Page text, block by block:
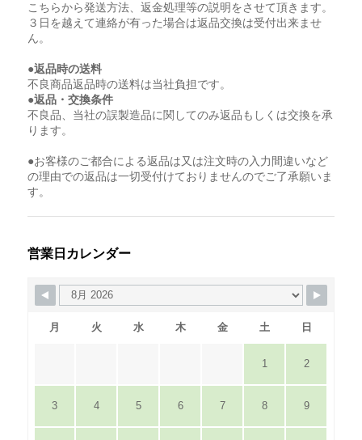
こちらから発送方法、返金処理等の説明をさせて頂きます。
３日を越えて連絡が有った場合は返品交換は受付出来ませ
ん。
●返品時の送料
不良商品返品時の送料は当社負担です。
●返品・交換条件
不良品、当社の誤製造品に関してのみ返品もしくは交換を承
ります。
●お客様のご都合による返品は又は注文時の入力間違いなど
の理由での返品は一切受付けておりませんのでご了承願いま
す。
営業日カレンダー
月 火 水 木 金 土 日
1 2
3 4 5 6 7 8 9